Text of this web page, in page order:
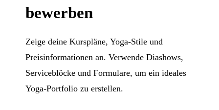
bewerben
Zeige deine Kurspläne, Yoga-Stile und
Preisinformationen an. Verwende Diashows,
Serviceblöcke und Formulare, um ein ideales
Yoga-Portfolio zu erstellen.